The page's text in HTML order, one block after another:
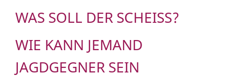
WAS SOLL DER SCHEISS?
WIE KANN JEMAND
JAGDGEGNER SEIN